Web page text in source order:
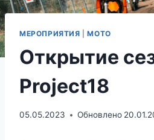
МЕРОПРИЯТИЯ |МОТО
Открытие
Project18
05.05.2023 Обновлено